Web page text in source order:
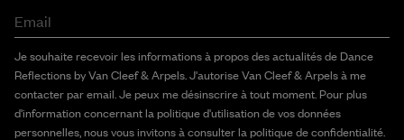
Email
Je souhaite recevoir les informations à propos des actualités de Dance
Reflections by Van Cleef & Arpels. J'autorise Van Cleef & Arpels à me
contacter par email. Je peux me désinscrire à tout moment. Pour plus
d'information concernant la politique d'utilisation de vos données
personnelles, nous vous invitons à consulter la politique de confidentialité.